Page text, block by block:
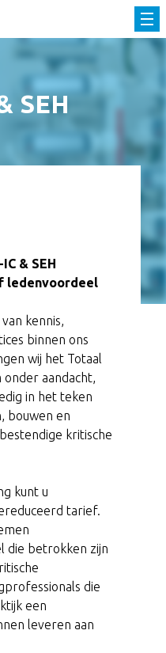
SEH
& SEH
ledenvoordeel
kennis,
binnen ons
wij het Totaal
onder aandacht,
in het teken
bouwen en
kritische
kunt u
tarief.
die betrokken zijn
die
een
leveren aan